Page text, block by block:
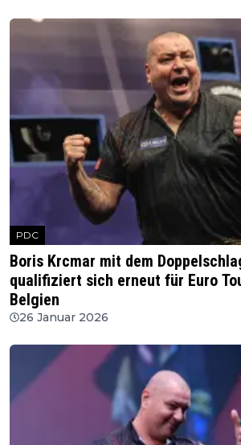
PDC
Boris Krcmar mit dem
qualifiziert sich erneut für Euro
Belgien
26 Januar 2026